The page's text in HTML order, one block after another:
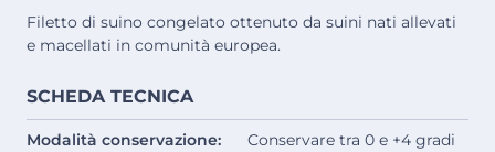
Filetto di suino congelato ottenuto da suini nati allevati
e macellati in comunità europea.
SCHEDA TECNICA
Modalità conservazione: Conservare tra 0 e +4 gradi